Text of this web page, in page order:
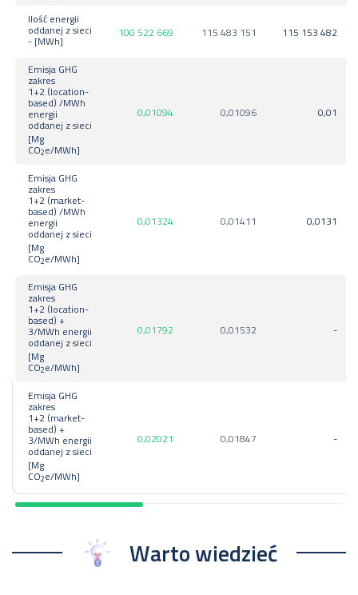
Ilość energii
oddanej z sieci
- [MWh]
100 522 669 115 483 151 115 153 482
Emisja GHG
zakres
1+2 (location-
based) /MWh
energii
oddanej z sieci
[Mg
CO2e/MWh]
0,01094 0,01096 0,01
Emisja GHG
zakres
1+2 (market-
based) /MWh
energii
oddanej z sieci
[Mg
CO2e/MWh]
0,01324 0,01411 0,0131
Emisja GHG
zakres
1+2 (location-
based) +
3/MWh energii
oddanej z sieci
[Mg
CO2e/MWh]
0,01792 0,01532 -
Emisja GHG
zakres
1+2 (market-
based) +
3/MWh energii
oddanej z sieci
[Mg
CO2e/MWh]
0,02021 0,01847 -
Warto wiedzieć